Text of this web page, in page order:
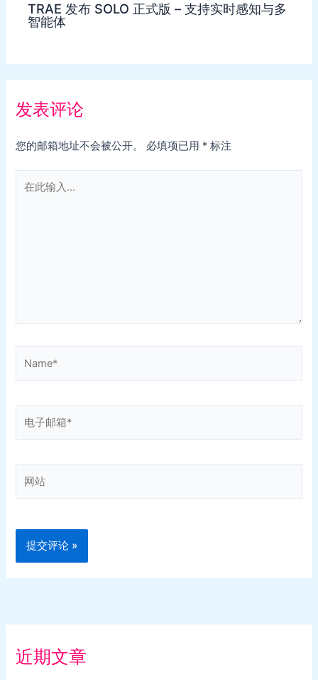
TRAE 发布 SOLO 正式版 – 支持实时感知与多
智能体
发表评论
您的邮箱地址不会被公开。 必填项已用 * 标注
箱
站
近期文章